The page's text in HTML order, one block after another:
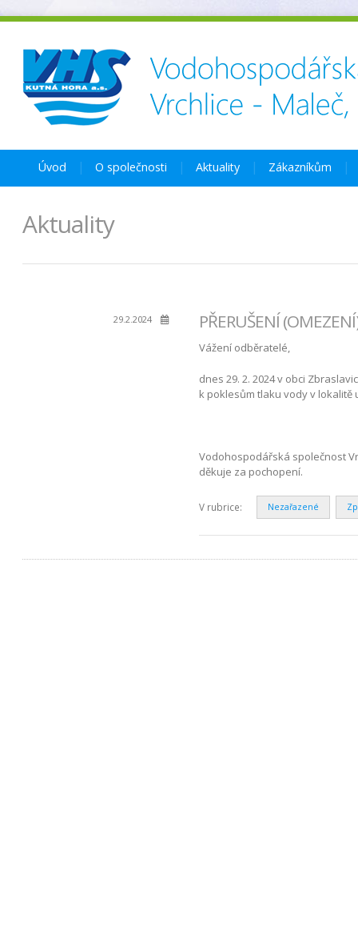
Úvod O společnosti Aktuality Zákazníkům
Aktuality
29.2.2024 PŘERUŠENÍ
Vážení odběratelé,
dnes 29. 2. 2024 v obci
k poklesům tlaku vody v lokalitě
Vodohospodářská společnost
děkuje za pochopení.
V rubrice: Nezařazené